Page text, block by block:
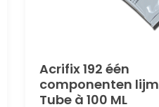
Acrifix 192 één
componenten lijm
Tube à 100 ML